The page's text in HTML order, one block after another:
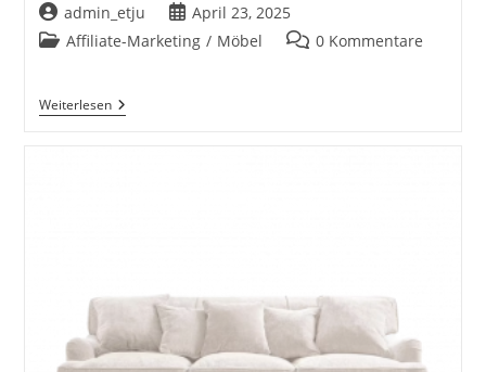
Beitrags-
Autor:
admin_etju
Beitrag
veröffentlicht:
April 23, 2025
Beitrags-
Affiliate-Marketing / Möbel
Beitrags-
0 Kommentare
WeiterlesenSofa
Irula